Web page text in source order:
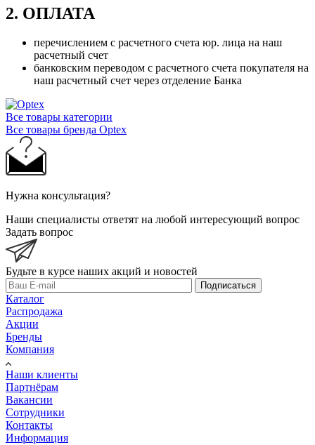
2. ОПЛАТА
перечислением с расчетного счета юр. лица на наш
расчетный счет
банковским переводом с расчетного счета покупателя на
наш расчетный счет через отделение Банка
Все товары категории
Все товары бренда Optex
Нужна консультация?
Наши специалисты ответят на любой интересующий вопрос
Задать вопрос
Будьте в курсе наших акций и новостей
Подписаться
Каталог
Распродажа
Акции
Бренды
Компания
Наши клиенты
Партнёрам
Вакансии
Сотрудники
Контакты
Информация